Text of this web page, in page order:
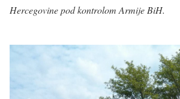
Hercegovine pod kontrolom Armije BiH.